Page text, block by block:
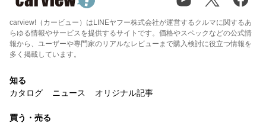
carview!（カービュー）はLINEヤフー株式会社が運営するクルマに関するあ
らゆる情報やサービスを提供するサイトです。価格やスペックなどの公式情
報から、ユーザーや専門家のリアルなレビューまで購入検討に役立つ情報を
多く掲載しています。
知る
カタログ
ニュース オリジナル記事
買う・売る